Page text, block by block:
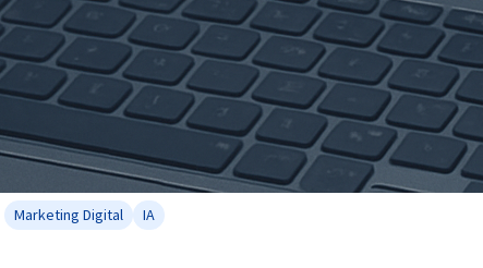
Marketing Digital IA